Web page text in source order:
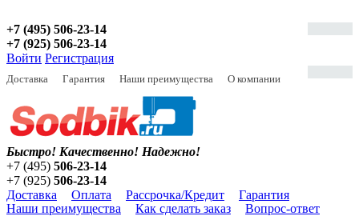
+7 (495) 506-23-14
+7 (925) 506-23-14
Войти Регистрация
Доставка Гарантия Наши преимущества О компании
Быстро! Качественно! Надежно!
+7 (495) 506-23-14
+7 (925) 506-23-14
Доставка
Оплата Рассрочка/Кредит
Гарантия
Наши преимущества
Как сделать заказ Вопрос-ответ